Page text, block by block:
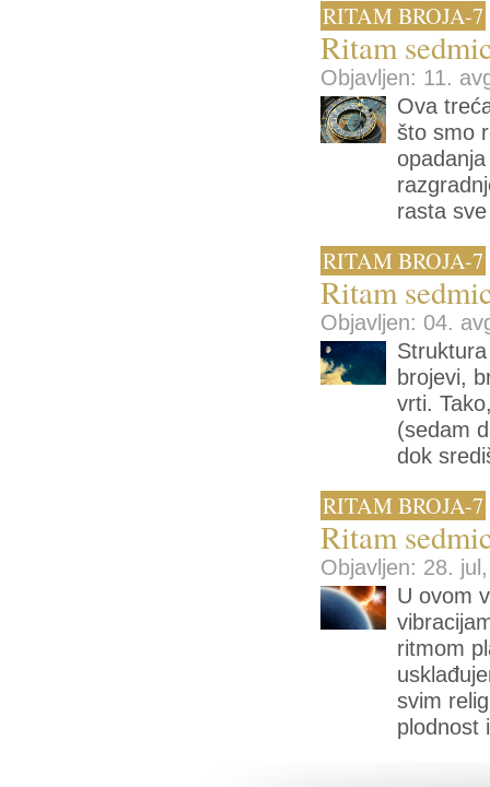
RITAM BROJA-7
Ritam
Objavljen: 11.
Ova
što smo
rasta
RITAM BROJA-7
Ritam
Objavljen: 04.
brojevi,
vrti.
(sedam
dok
RITAM BROJA-7
Ritam
Objavljen: 28.
U ovom
ritmom
svim
plodnost